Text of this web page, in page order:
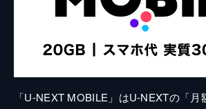
「U-NEXT MOBILE」はU-NEXTの「